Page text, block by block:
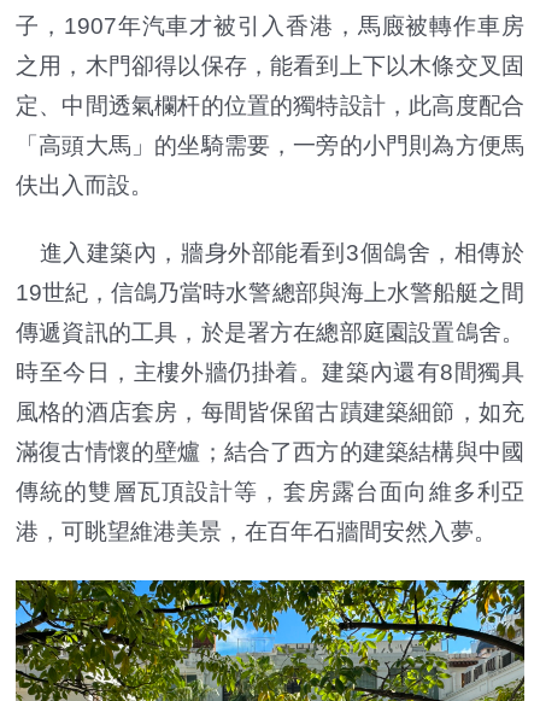
子，1907年汽車才被引入香港，馬廄被轉作車房
之用，木門卻得以保存，能看到上下以木條交叉固
定、中間透氣欄杆的位置的獨特設計，此高度配合
「高頭大馬」的坐騎需要，一旁的小門則為方便馬
伕出入而設。
進入建築內，牆身外部能看到3個鴿舍，相傳於
19世紀，信鴿乃當時水警總部與海上水警船艇之間
傳遞資訊的工具，於是署方在總部庭園設置鴿舍。
時至今日，主樓外牆仍掛着。建築內還有8間獨具
風格的酒店套房，每間皆保留古蹟建築細節，如充
滿復古情懷的壁爐；結合了⻄⽅的建築結構與中國
傳統的雙層瓦頂設計等，套房露台面向維多利亞
港，可眺望維港美景，在百年石牆間安然入夢。